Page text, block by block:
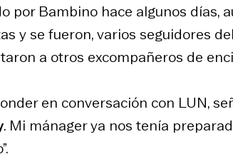
por Bambino hace algunos días,
y se fueron, varios seguidores
a otros excompañeros de
en conversación con LUN,
. Mi mánager ya nos tenía